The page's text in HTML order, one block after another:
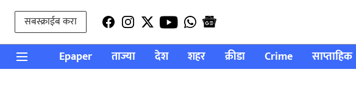
सबस्क्राईब करा
Epaper ताज्या देश शहर क्रीडा Crime साप्ताहिक